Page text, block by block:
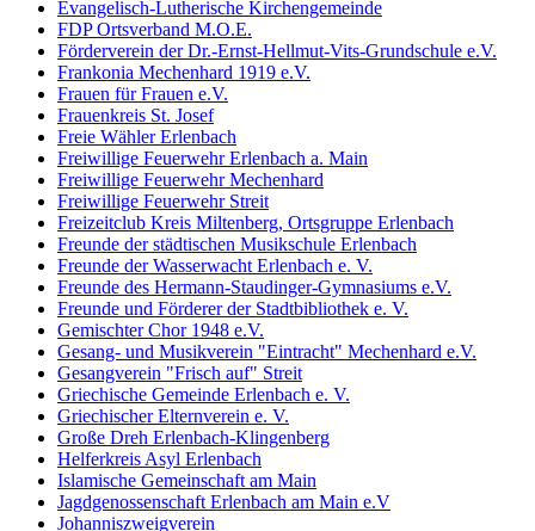
Evangelisch-Lutherische Kirchengemeinde
FDP Ortsverband M.O.E.
Förderverein der Dr.-Ernst-Hellmut-Vits-Grundschule e.V.
Frankonia Mechenhard 1919 e.V.
Frauen für Frauen e.V.
Frauenkreis St. Josef
Freie Wähler Erlenbach
Freiwillige Feuerwehr Erlenbach a. Main
Freiwillige Feuerwehr Mechenhard
Freiwillige Feuerwehr Streit
Freizeitclub Kreis Miltenberg, Ortsgruppe Erlenbach
Freunde der städtischen Musikschule Erlenbach
Freunde der Wasserwacht Erlenbach e. V.
Freunde des Hermann-Staudinger-Gymnasiums e.V.
Freunde und Förderer der Stadtbibliothek e. V.
Gemischter Chor 1948 e.V.
Gesang- und Musikverein "Eintracht" Mechenhard e.V.
Gesangverein "Frisch auf" Streit
Griechische Gemeinde Erlenbach e. V.
Griechischer Elternverein e. V.
Große Dreh Erlenbach-Klingenberg
Helferkreis Asyl Erlenbach
Islamische Gemeinschaft am Main
Jagdgenossenschaft Erlenbach am Main e.V
Johanniszweigverein